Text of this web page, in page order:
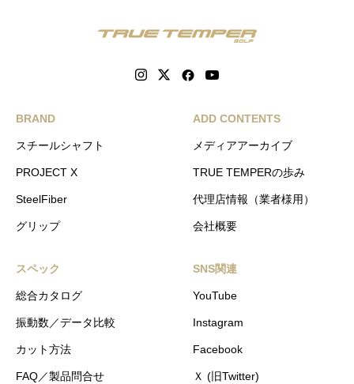
BRAND
スチールシャフト
PROJECT X
SteelFiber
グリップ
ADD CONTENTS
メディアアーカイブ
TRUE TEMPERの歩み
代理店情報（業者様用）
会社概要
スペック
総合カタログ
振動数／データ比較
カット方法
FAQ／製品問合せ
SNS関連
YouTube
Instagram
Facebook
Ｘ (旧Twitter)